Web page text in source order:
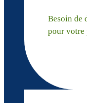
Besoin de
pour votre